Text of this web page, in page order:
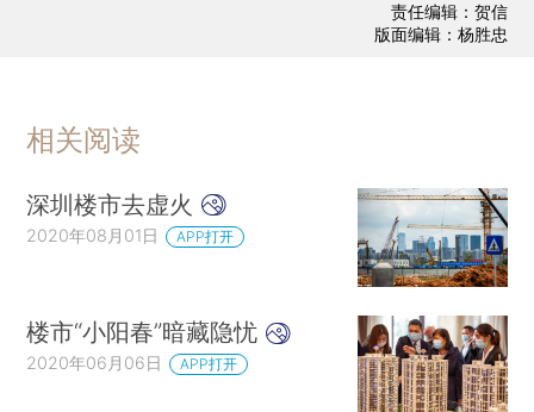
责任编辑：贺信
版面编辑：杨胜忠
相关阅读
深圳楼市去虚火
2020年08月01日 APP打开
楼市“小阳春”暗藏隐忧
2020年06月06日 APP打开